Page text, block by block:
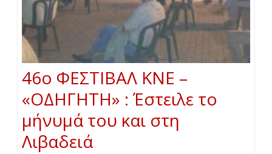
46ο ΦΕΣΤΙΒΑΛ ΚΝΕ –
«ΟΔΗΓΗΤΗ» : Έστειλε το
μήνυμά του και στη
Λιβαδειά